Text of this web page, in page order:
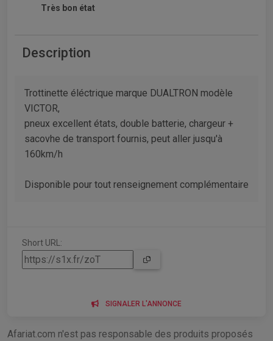
Très bon état
Description
Trottinette éléctrique marque DUALTRON modèle
VICTOR,
pneux excellent états, double batterie, chargeur +
sacovhe de transport fournis, peut aller jusqu'à
160km/h
Disponible pour tout renseignement complémentaire
Short URL:
SIGNALER L'ANNONCE
Afariat.com n'est pas responsable des produits proposés